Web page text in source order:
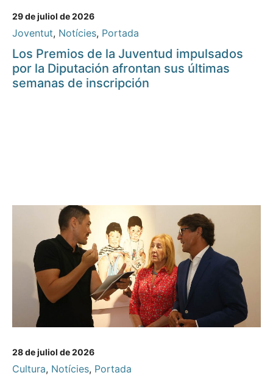
29 de juliol de 2026
Joventut, Notícies, Portada
Los Premios de la Juventud impulsados
por la Diputación afrontan sus últimas
semanas de inscripción
28 de juliol de 2026
Cultura, Notícies, Portada